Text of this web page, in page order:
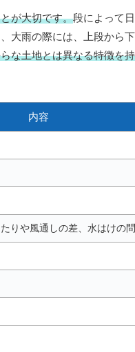
が大切です。段によって
大雨の際には、上段から
な土地とは異なる特徴を
内容
りや風通しの差、水はけの